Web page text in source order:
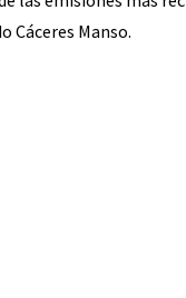
Cáceres Manso.